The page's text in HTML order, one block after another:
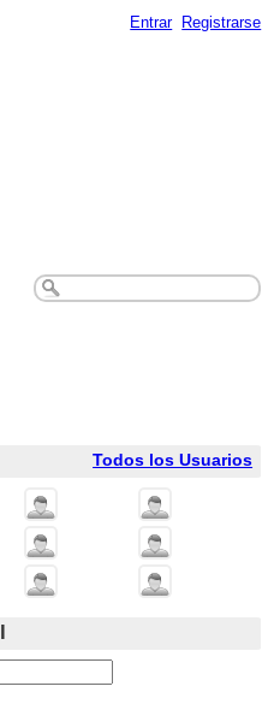
Entrar Registrarse
Todos los Usuarios